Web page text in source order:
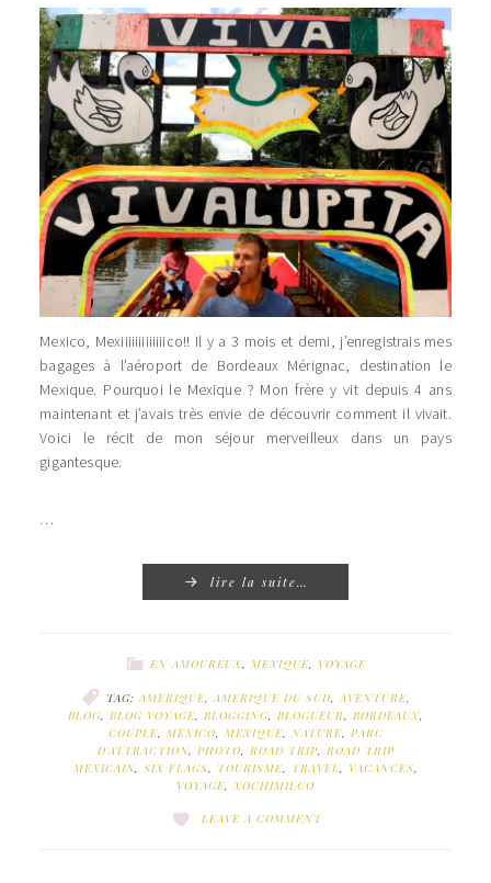
Mexico, Mexiiiiiiiiiiiiico!! Il y a 3 mois et demi, j’enregistrais mes
bagages à l’aéroport de Bordeaux Mérignac, destination le
Mexique. Pourquoi le Mexique ? Mon frère y vit depuis 4 ans
maintenant et j’avais très envie de découvrir comment il vivait.
Voici le récit de mon séjour merveilleux dans un pays
gigantesque.
…
lire la suite…
EN AMOUREUX MEXIQUE VOYAGE
TAG: AMERIQUE, AMERIQUE DU SUD AVENTURE,
BLOG, BLOG VOYAGE, BLOGGING, BLOGUEUR, BORDEAUX,
COUPLE, MEXICO, MEXIQUE,NATURE, PARC
D'ATTRACTION, PHOTO, ROAD TRIP, ROAD TRIP
MEXICAIN, SIX FLAGS, TOURISME, TRAVEL, VACANCES,
VOYAGE,XOCHIMILCO
LEAVE A COMMENT